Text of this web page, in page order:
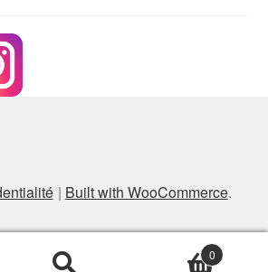
Built with WooCommerce.
0